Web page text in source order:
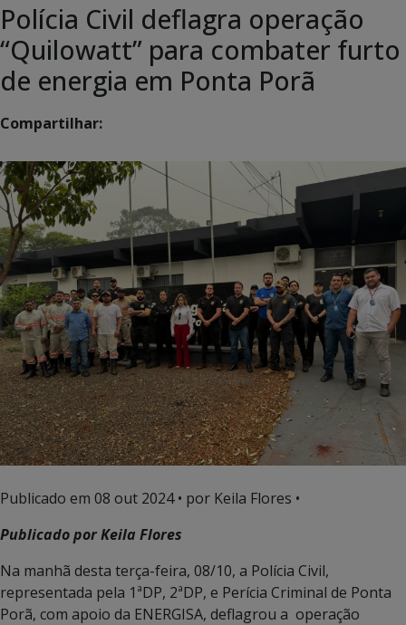
Polícia Civil deflagra operação
“Quilowatt” para combater furto
de energia em Ponta Porã
Compartilhar:
Publicado em 08 out 2024• por Keila Flores •
Publicado por Keila Flores
Na manhã desta terça-feira, 08/10, a Polícia Civil,
representada pela 1ªDP, 2ªDP, e Perícia Criminal de Ponta
Porã, com apoio da ENERGISA, deflagrou a operação